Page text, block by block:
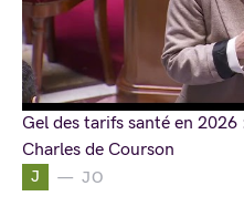
J JO
Gel des tarifs santé en
Charles de Courson